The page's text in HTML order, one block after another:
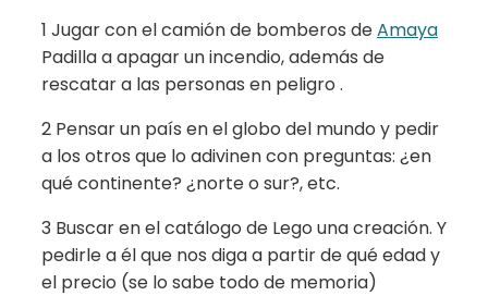
1 Jugar con el camión de bomberos deAmaya
Padilla a apagar un incendio, además de
rescatar a las personas en peligro .
2 Pensar un país en el globo del mundo y pedir
a los otros que lo adivinen con preguntas: ¿en
qué continente? ¿norte o sur?, etc.
3 Buscar en el catálogo de Lego una creación. Y
pedirle a él que nos diga a partir de qué edad y
el precio (se lo sabe todo de memoria)